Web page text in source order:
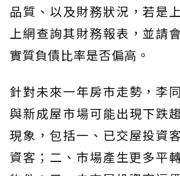
品質、以及財務狀況，若是
上網查詢其財務報表，並請
實質負債比率是否偏高。
針對未來一年房市走勢，李
與新成屋市場可能出現下跌
現象，包括一、已交屋投資
資客；二、市場產生更多平